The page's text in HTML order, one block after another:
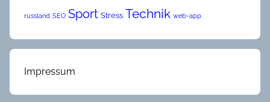
russland SEO Sport Stress Technik web-app
Impressum